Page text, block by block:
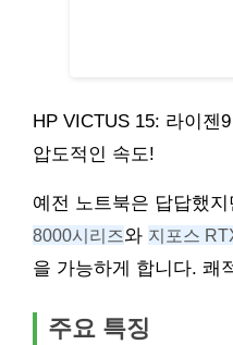
HP VICTUS 15: 라이젠
압도적인 속도!
예전 노트북은 답답했
8000시리즈와 지포스
을 가능하게 합니다. 쾌
주요 특징